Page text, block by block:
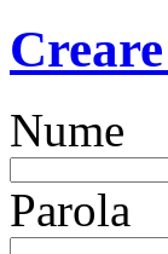
Nume
Parola